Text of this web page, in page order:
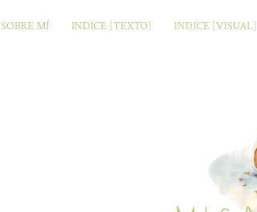
SOBRE MÍ INDICE [TEXTO] INDICE [VISUAL]